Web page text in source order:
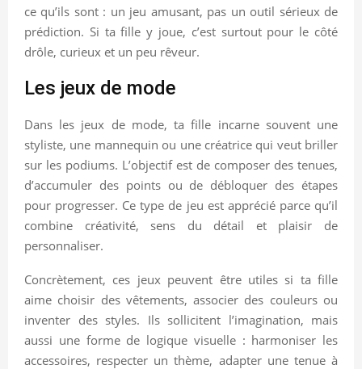
ce qu’ils sont : un jeu amusant, pas un outil sérieux de
prédiction. Si ta fille y joue, c’est surtout pour le côté
drôle, curieux et un peu rêveur.
Les jeux de mode
Dans les jeux de mode, ta fille incarne souvent une
styliste, une mannequin ou une créatrice qui veut briller
sur les podiums. L’objectif est de composer des tenues,
d’accumuler des points ou de débloquer des étapes
pour progresser. Ce type de jeu est apprécié parce qu’il
combine créativité, sens du détail et plaisir de
personnaliser.
Concrètement, ces jeux peuvent être utiles si ta fille
aime choisir des vêtements, associer des couleurs ou
inventer des styles. Ils sollicitent l’imagination, mais
aussi une forme de logique visuelle : harmoniser les
accessoires, respecter un thème, adapter une tenue à